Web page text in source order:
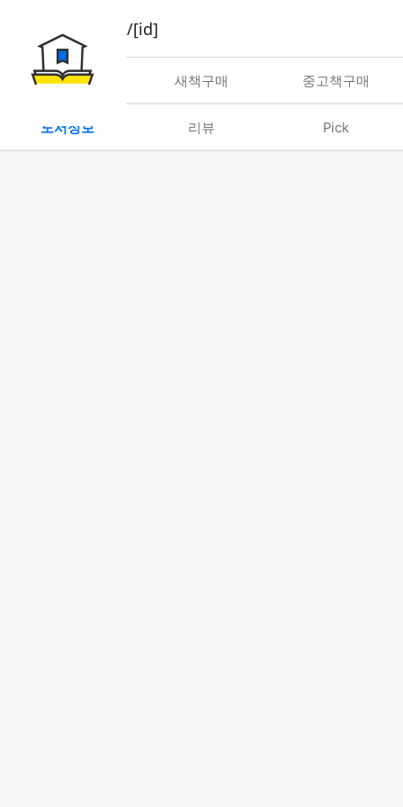
book/rent/[id]
대여 새책구매 중고책구매
도서정보 리뷰 Pick